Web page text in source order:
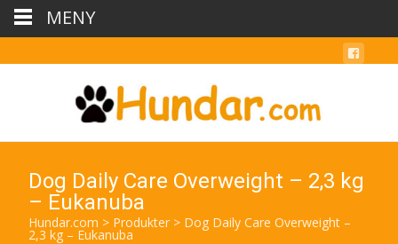
Dog Daily Care Overweight – 2,3 kg
– Eukanuba
Hundar.com > Produkter > Dog Daily Care Overweight –
2,3 kg – Eukanuba
MENY